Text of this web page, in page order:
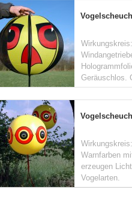
Geräuschlos.
Warnfarben
erzeugen
Vogelarten.